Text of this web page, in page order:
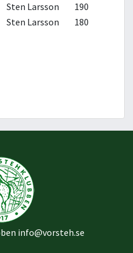
Sten Larsson
190
Sten Larsson
180
info@vorsteh.se